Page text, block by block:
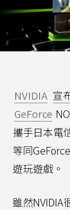
NVIDIA 宣
GeForce
攜手日本電
等同
遊玩遊戲。
雖然NVIDIA